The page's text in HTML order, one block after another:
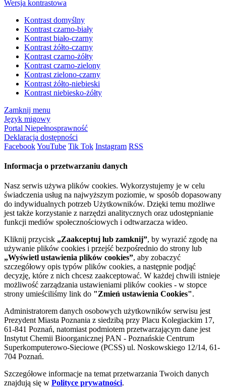
Wersja kontrastowa
Kontrast domyślny
Kontrast czarno-biały
Kontrast biało-czarny
Kontrast żółto-czarny
Kontrast czarno-żółty
Kontrast czarno-zielony
Kontrast zielono-czarny
Kontrast żółto-niebieski
Kontrast niebiesko-żółty
Zamknij menu
Język migowy
Portal Niepełnosprawność
Deklaracja dostępności
FacebookYouTube Tik Tok Instagram RSS
Informacja o przetwarzaniu danych
Nasz serwis używa plików cookies. Wykorzystujemy je w celu
świadczenia usług na najwyższym poziomie, w sposób dopasowany
do indywidualnych potrzeb Użytkowników. Dzięki temu możliwe
jest także korzystanie z narzędzi analitycznych oraz udostępnianie
funkcji mediów społecznościowych i odtwarzacza wideo.
Kliknij przycisk „Zaakceptuj lub zamknij”, by wyrazić zgodę na
używanie plików cookies i przejść bezpośrednio do strony lub
„Wyświetl ustawienia plików cookies”, aby zobaczyć
szczegółowy opis typów plików cookies, a następnie podjąć
decyzję, które z nich chcesz zaakceptować. W każdej chwili istnieje
możliwość zarządzania ustawieniami plików cookies - w stopce
strony umieściliśmy link do "Zmień ustawienia Cookies".
Administratorem danych osobowych użytkowników serwisu jest
Prezydent Miasta Poznania z siedzibą przy Placu Kolegiackim 17,
61-841 Poznań, natomiast podmiotem przetwarzającym dane jest
Instytut Chemii Bioorganicznej PAN - Poznańskie Centrum
Superkomputerowo-Sieciowe (PCSS) ul. Noskowskiego 12/14, 61-
704 Poznań.
Szczegółowe informacje na temat przetwarzania Twoich danych
znajdują się w Polityce prywatności.